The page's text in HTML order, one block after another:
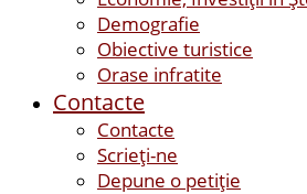
Demografie
Obiective turistice
Orase infratite
Contacte
Contacte
Scrieți-ne
Depune o petiție